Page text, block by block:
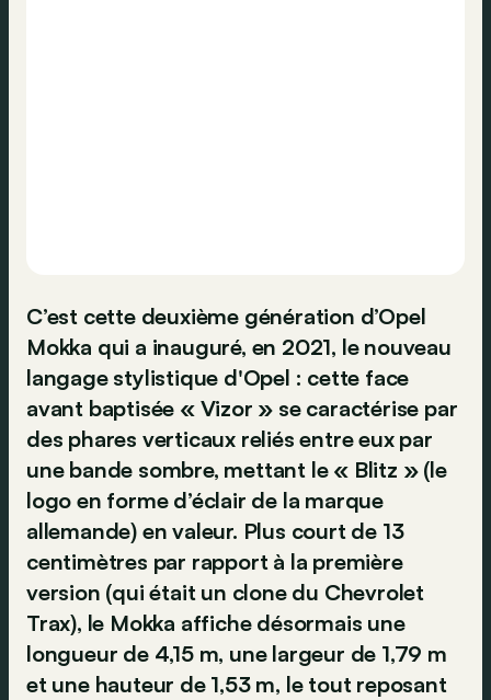
C’est cette deuxième génération d’Opel
Mokka qui a inauguré, en 2021, le nouveau
langage stylistique d'Opel : cette face
avant baptisée « Vizor » se caractérise par
des phares verticaux reliés entre eux par
une bande sombre, mettant le « Blitz » (le
logo en forme d’éclair de la marque
allemande) en valeur. Plus court de 13
centimètres par rapport à la première
version (qui était un clone du Chevrolet
Trax), le Mokka affiche désormais une
longueur de 4,15 m, une largeur de 1,79 m
et une hauteur de 1,53 m, le tout reposant